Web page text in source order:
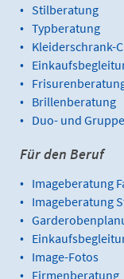
Stilberatung
Typberatung
Kleiderschrank-
Brillenberatung
Duo- und
Für den Beruf
Imageberatung
Imageberatung
Image-Fotos
Firmenberatung